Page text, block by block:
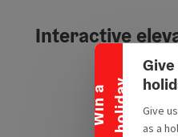
W
i
n
a
h
o
l
i
d
a y
Collapse banner
Give
as a
Interactive